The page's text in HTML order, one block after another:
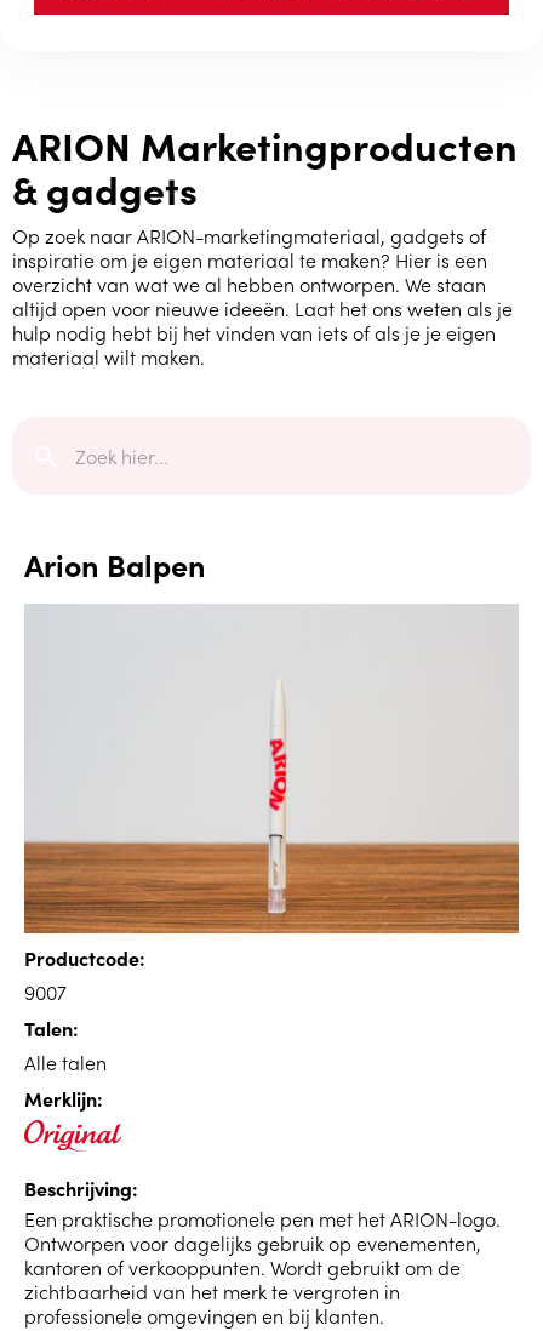
ARION Marketingproducten
& gadgets
Op zoek naar ARION-marketingmateriaal, gadgets of
inspiratie om je eigen materiaal te maken? Hier is een
overzicht van wat we al hebben ontworpen. We staan
altijd open voor nieuwe ideeën. Laat het ons weten als je
hulp nodig hebt bij het vinden van iets of als je je eigen
materiaal wilt maken.
Arion Balpen
Productcode:
9007
Talen:
Alle talen
Merklijn:
Beschrijving:
Een praktische promotionele pen met het ARION-logo.
Ontworpen voor dagelijks gebruik op evenementen,
kantoren of verkooppunten. Wordt gebruikt om de
zichtbaarheid van het merk te vergroten in
professionele omgevingen en bij klanten.